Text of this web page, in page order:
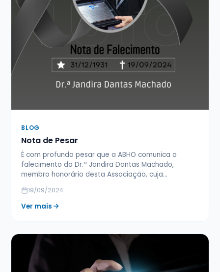
BLOG
Nota de Pesar
É com profundo pesar que a ABHO comunica o
falecimento da Dr.ª Jandira Dantas Machado,
membro honorário desta Associação, cuja…
19/09/2024
Ver mais